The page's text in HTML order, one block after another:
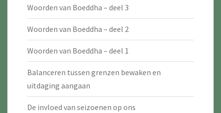
Woorden van Boeddha – deel 3
Woorden van Boeddha – deel 2
Woorden van Boeddha – deel 1
Balanceren tussen grenzen bewaken en
uitdaging aangaan
De invloed van seizoenen op ons